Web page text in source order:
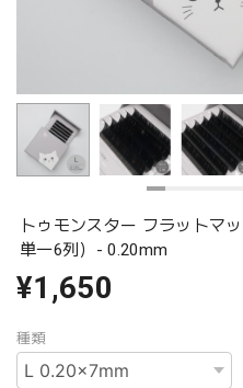
トゥモンスター フラットマ
単一6列）- 0.20mm
¥1,650
種類